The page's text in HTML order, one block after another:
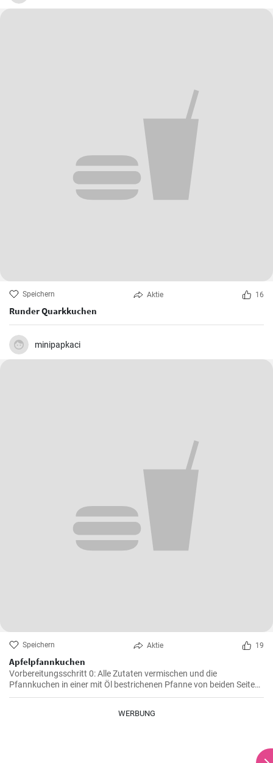
Speichern Aktie 16
Runder Quarkkuchen
minipapkaci
Speichern Aktie 19
Apfelpfannkuchen
Vorbereitungsschritt 0: Alle Zutaten vermischen und die
Pfannkuchen in einer mit Öl bestrichenen Pfanne von beiden Seiten
braten.
WERBUNG